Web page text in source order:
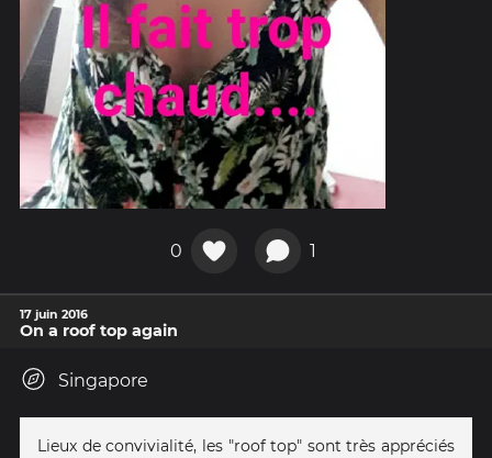
0 1
17 juin 2016
On a roof top again
Singapore
Lieux de convivialité, les "roof top" sont très appréciés